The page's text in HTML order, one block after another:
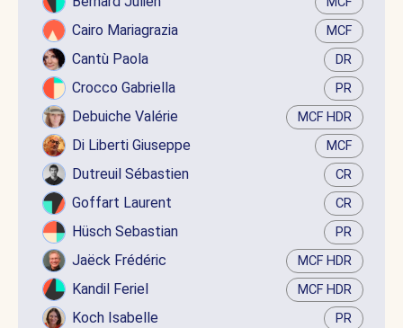
Cairo Mariagrazia MCF
Cantù Paola DR
Crocco Gabriella PR
Debuiche Valérie MCF HDR
Di Liberti Giuseppe MCF
Dutreuil Sébastien CR
Goffart Laurent CR
Hüsch Sebastian PR
Jaëck Frédéric MCF HDR
Kandil Feriel MCF HDR
Koch Isabelle PR